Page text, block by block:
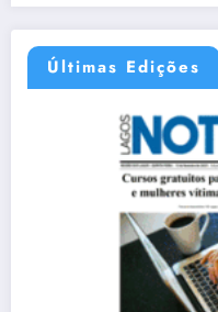
Últimas Edições